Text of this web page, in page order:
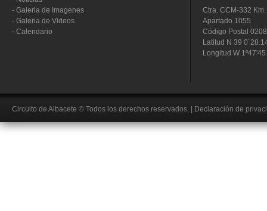
- Galeria de Imagenes
- Galeria de Videos
- Calendario
Ctra. CCM-332
Apartado 1055
Código Postal
Latitud N 39
Longitud W
Circuito de Albacete © Todos los derechos reservados. Declaración de